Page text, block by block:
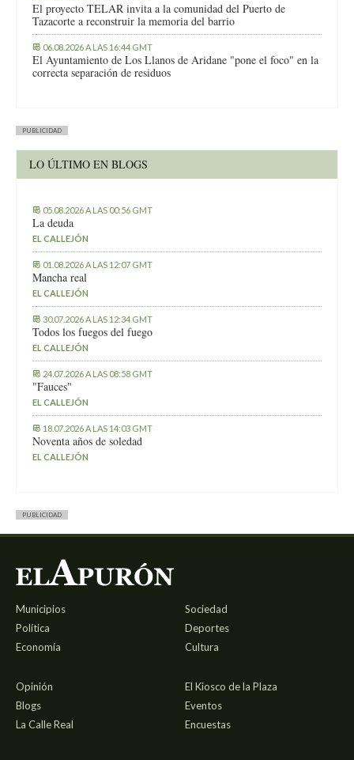
El proyecto TELAR invita a la comunidad del Puerto de
Tazacorte a reconstruir la memoria del barrio
06.08.2026 A LAS 16:44 GMT
El Ayuntamiento de Los Llanos de Aridane "pone el foco" en la
correcta separación de residuos
PUBLICIDAD
LO ÚLTIMO EN BLOGS
05.08.2026 A LAS 00:56 GMT
La deuda
EL CALLEJÓN
01.08.2026 A LAS 12:07 GMT
Mancha real
EL CALLEJÓN
30.07.2026 A LAS 12:34 GMT
Todos los fuegos del fuego
EL CALLEJÓN
24.07.2026 A LAS 08:58 GMT
"Fauces"
EL CALLEJÓN
18.07.2026 A LAS 14:03 GMT
Noventa años de soledad
EL CALLEJÓN
PUBLICIDAD
Municipios
Política
Economía
Sociedad
Deportes
Cultura
Opinión
Blogs
La Calle Real
El Kiosco de la Plaza
Eventos
Encuestas